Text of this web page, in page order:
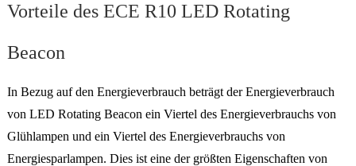
Vorteile des ECE R10 LED Rotating
Beacon
In Bezug auf den Energieverbrauch beträgt der Energieverbrauch
von LED Rotating Beacon ein Viertel des Energieverbrauchs von
Glühlampen und ein Viertel des Energieverbrauchs von
Energiesparlampen. Dies ist eine der größten Eigenschaften von